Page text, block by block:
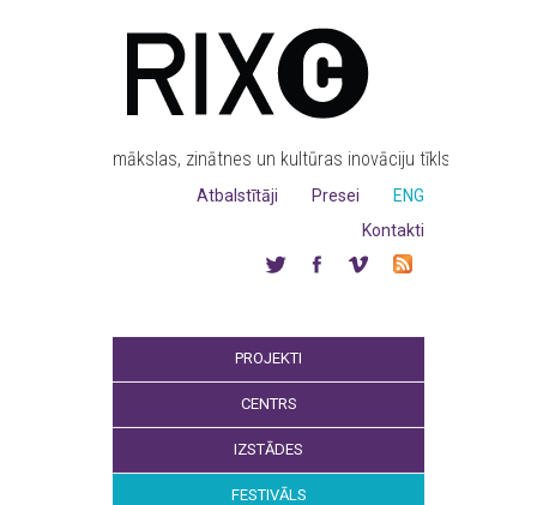
mākslas, zinātnes un kultūras inovāciju tīkls
ENG
Presei
Atbalstītāji
Kontakti
PROJEKTI
CENTRS
IZSTĀDES
FESTIVĀLS